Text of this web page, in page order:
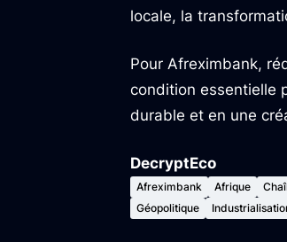
locale, la
Pour Afreximbank,
condition essentielle
durable et en une
DecryptEco
Afreximbank Afrique
Géopolitique